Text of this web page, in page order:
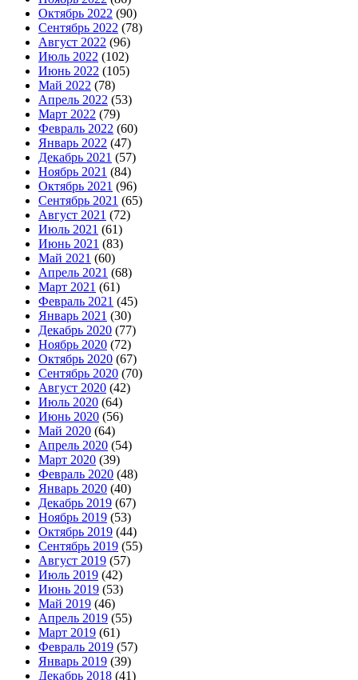
Октябрь 2022 (90)
Сентябрь 2022 (78)
Август 2022 (96)
Июль 2022 (102)
Июнь 2022 (105)
Май 2022 (78)
Апрель 2022 (53)
Март 2022 (79)
Февраль 2022 (60)
Январь 2022 (47)
Декабрь 2021 (57)
Ноябрь 2021 (84)
Октябрь 2021 (96)
Сентябрь 2021 (65)
Август 2021 (72)
Июль 2021 (61)
Июнь 2021 (83)
Май 2021 (60)
Апрель 2021 (68)
Март 2021 (61)
Февраль 2021 (45)
Январь 2021 (30)
Декабрь 2020 (77)
Ноябрь 2020 (72)
Октябрь 2020 (67)
Сентябрь 2020 (70)
Август 2020 (42)
Июль 2020 (64)
Июнь 2020 (56)
Май 2020 (64)
Апрель 2020 (54)
Март 2020 (39)
Февраль 2020 (48)
Январь 2020 (40)
Декабрь 2019 (67)
Ноябрь 2019 (53)
Октябрь 2019 (44)
Сентябрь 2019 (55)
Август 2019 (57)
Июль 2019 (42)
Июнь 2019 (53)
Май 2019 (46)
Апрель 2019 (55)
Март 2019 (61)
Февраль 2019 (57)
Январь 2019 (39)
Декабрь 2018 (41)